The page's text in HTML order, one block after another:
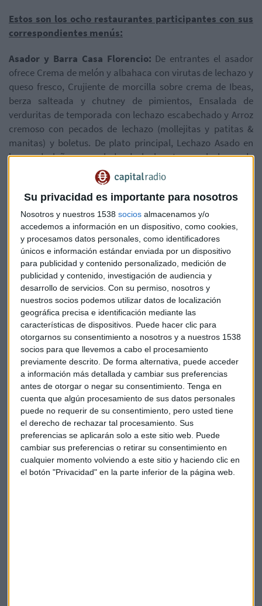
Su privacidad es importante para nosotros
Nosotros y nuestros 1538 socios almacenamos y/o
accedemos a información en un dispositivo, como cookies,
y procesamos datos personales, como identificadores
únicos e información estándar enviada por un dispositivo
para publicidad y contenido personalizado, medición de
publicidad y contenido, investigación de audiencia y
desarrollo de servicios. Con su permiso, nosotros y
nuestros socios podemos utilizar datos de localización
geográfica precisa e identificación mediante las
características de dispositivos. Puede hacer clic para
otorgarnos su consentimiento a nosotros y a nuestros 1538
socios para que llevemos a cabo el procesamiento
previamente descrito. De forma alternativa, puede acceder
a información más detallada y cambiar sus preferencias
antes de otorgar o negar su consentimiento. Tenga en
cuenta que algún procesamiento de sus datos personales
puede no requerir de su consentimiento, pero usted tiene
el derecho de rechazar tal procesamiento. Sus
preferencias se aplicarán solo a este sitio web. Puede
cambiar sus preferencias o retirar su consentimiento en
cualquier momento volviendo a este sitio y haciendo clic en
el botón "Privacidad" en la parte inferior de la página web.
Estos son los ocho restaurantes participantes con sus
correspondientes menús:
Asador y Barra Casa Florencio: De entrantes el asador
ofrece Crema de melón y albahaca con virutas de lechazo y
queso fresco, Crujiente de morcilla sobre crema de Ibeas,
berza salteada y chutney de pimientos, Ensalada de
verduritas de temporada con lechazo escabechado y Arroz
cremoso con pecados de lechazo (mollejitas y patitas &
manitas) y boletus. De plato principal, Lechazo Asado en
horno de leña y ensalada de la huerta con lechuga de
Medina y, de postre, Espuma de arroz con leche de churra.
Todo ello regado con Protos Roble D.O. Ribera del Duero,
Hoyo de la Vega Rosado D.O. Ribera del Duero, agua
mineral, café y chupito y acompañado por Torta de Aranda.
Restaurante Asador Montermoso:En primer lugar, el
restaurante ofrece Cóctel de yema, patata y chorizo,
Canelones de morcilla con crujiente de manzana y Risotto
de mollejas de lechazo y frutos secos. Su plato principal se
compone de Lechazo Asado en horno de leña y ensalada de
la huerta con lechuga deMedina. Y el postre será Espuma de
leche de oveja con tierra de galleta y membrillo. Todo esto
estará maridado con Abadía de Acon Roble D.O. Ribera del
Duero, agua mineral, café y chupito y acompañado por pan
y Torta de Aranda.
Restaurante Asador El Lagar de Isilla:Los visitantes
podrán disfrutar de unos entrantes consistentes en
Garbanzos de Valseca con manitas de lechazo, Esencia de
lechazo, Asadurilla de lechazo guisada, Mollejas a la
plancha con cebolla al PX y Brochetita de riñones con
mahonesa de mostaza de Dijon. El plato principal, que será
Lechazo Asado en horno de leña y ensalada de la huerta con